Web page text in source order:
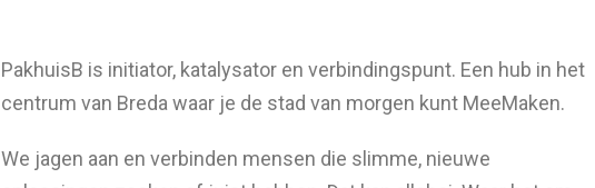
PakhuisB is initiator, katalysator en verbindingspunt. Een hub in het
centrum van Breda waar je de stad van morgen kunt MeeMaken.
We jagen aan en verbinden mensen die slimme, nieuwe